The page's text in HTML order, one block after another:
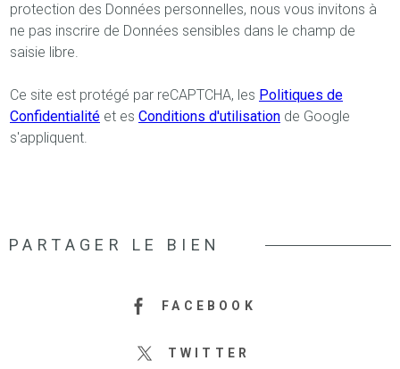
protection des Données personnelles, nous vous invitons à
ne pas inscrire de Données sensibles dans le champ de
saisie libre.
Ce site est protégé par reCAPTCHA, les Politiques de
Confidentialité et es Conditions d'utilisation de Google
s'appliquent.
PARTAGER LE BIEN
FACEBOOK
TWITTER